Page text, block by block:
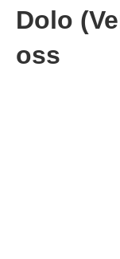
Dolo
oss